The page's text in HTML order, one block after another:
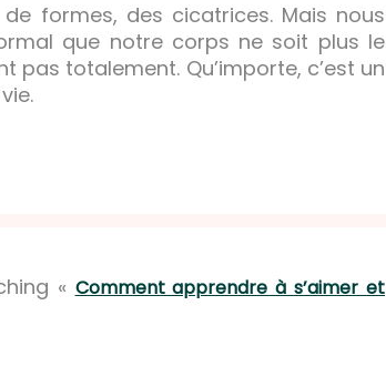
formes, des cicatrices. Mais nous
que notre corps ne soit plus le
pas totalement. Qu’importe, c’est un
« Comment apprendre à s’aimer et